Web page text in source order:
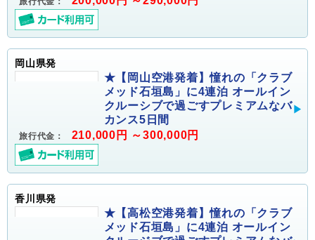
岡山県発
★【岡山空港発着】憧れの「クラブ
メッド石垣島」に4連泊 オールイン
クルーシブで過ごすプレミアムなバ
カンス5日間
旅行代金： 210,000円 ～300,000円
香川県発
★【高松空港発着】憧れの「クラブ
メッド石垣島」に4連泊 オールイン